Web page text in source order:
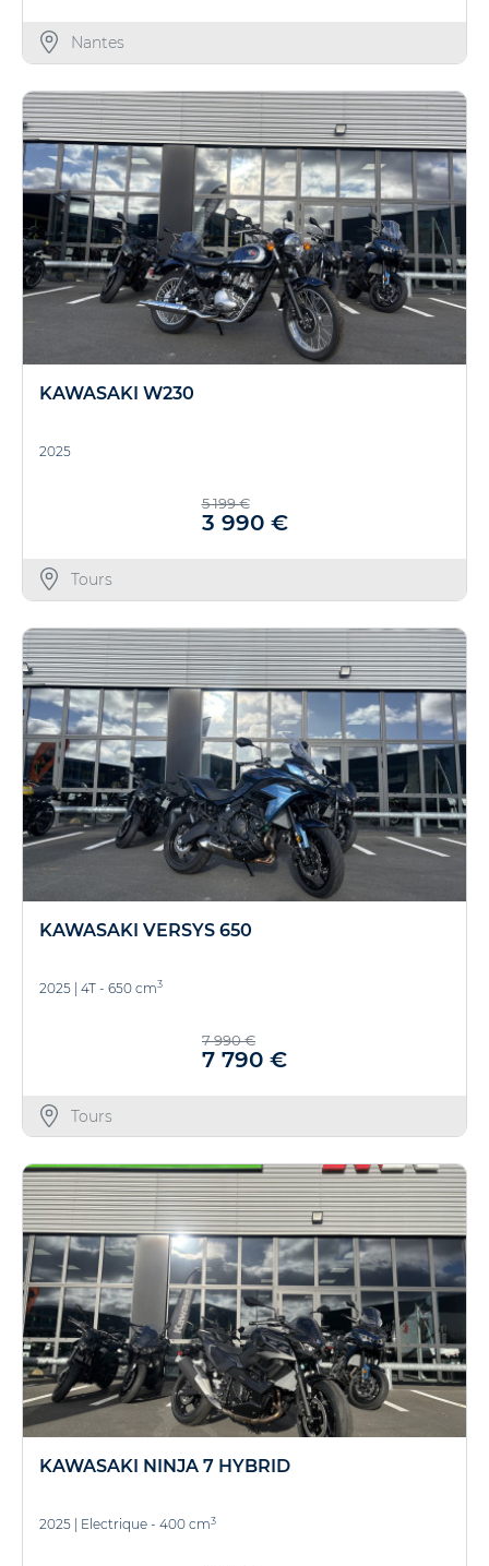
Nantes
KAWASAKI W230
2025
5 199 €
3 990 €
Tours
KAWASAKI VERSYS 650
2025 | 4T - 650 cm3
7 990 €
7 790 €
Tours
KAWASAKI NINJA 7 HYBRID
2025 Electrique - 400 cm3